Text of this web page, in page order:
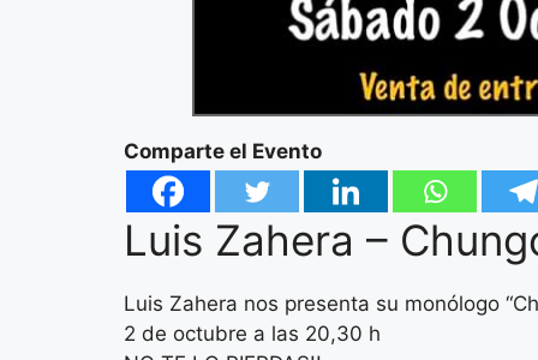
Comparte el Evento
Luis Zahera –
Luis Zahera nos presenta su monólogo
2 de octubre a las 20,30 h